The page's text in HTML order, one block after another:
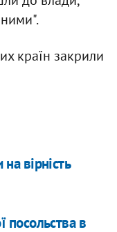
країн закрили
вірність
посольства в